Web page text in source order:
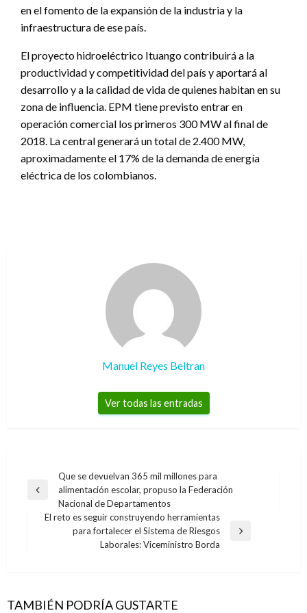
en el fomento de la expansión de la industria y la
infraestructura de ese país.
El proyecto hidroeléctrico Ituango contribuirá a la
productividad y competitividad del país y aportará al
desarrollo y a la calidad de vida de quienes habitan en su
zona de influencia. EPM tiene previsto entrar en
operación comercial los primeros 300 MW al final de
2018. La central generará un total de 2.400 MW,
aproximadamente el 17% de la demanda de energía
eléctrica de los colombianos.
Manuel Reyes Beltran
Ver todas las entradas
Navegación
de
entradas
Entrada
anterior
Que se devuelvan 365 mil millones para
alimentación escolar, propuso la Federación
Nacional de Departamentos
El reto es seguir construyendo herramientas
para fortalecer el Sistema de Riesgos
Laborales: Viceministro Borda
TAMBIÉN PODRÍA GUSTARTE